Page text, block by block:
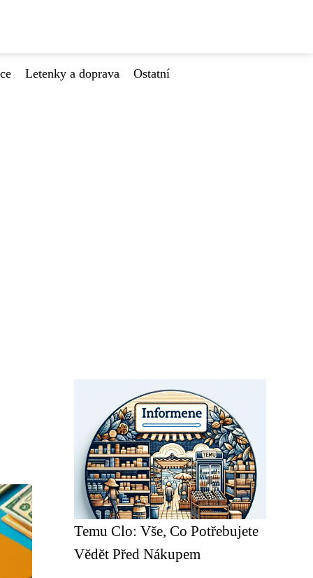
Letenky a doprava Ostatní
Temu Clo: Vše, Co Potřebujete
Vědět Před Nákupem